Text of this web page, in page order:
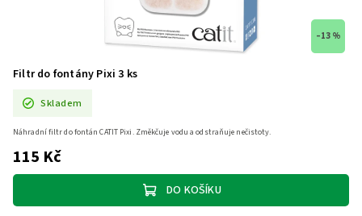
–13 %
Filtr do fontány Pixi 3 ks
Skladem
115 Kč
DO KOŠÍKU
Náhradní filtr do fontán CATIT Pixi. Změkčuje vodu a odstraňuje nečistoty.